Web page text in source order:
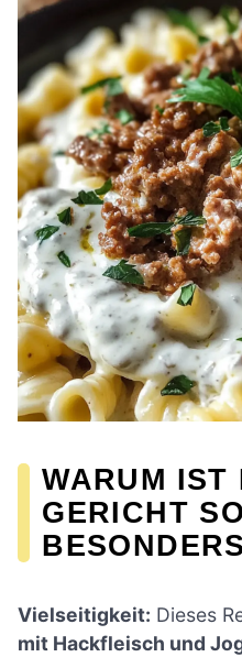
WARUM IST
GERICHT SO
Vielseitigkeit: Dieses
mit Hackfleisch und